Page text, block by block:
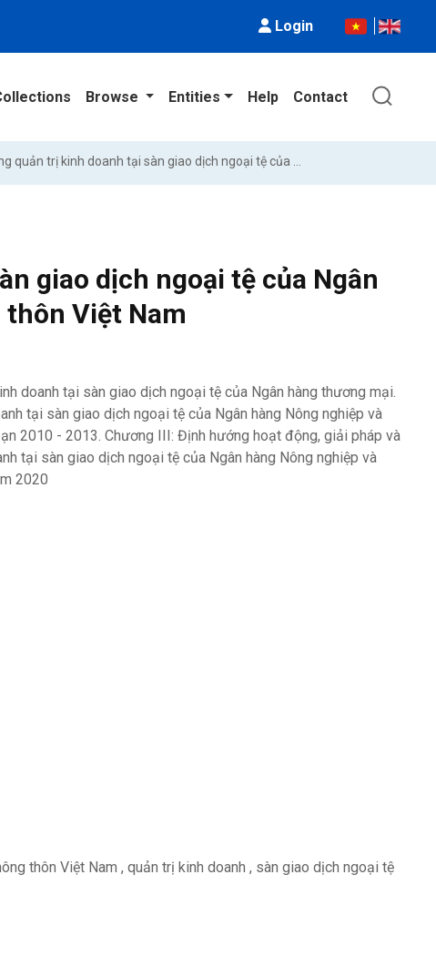
Login
Browse Entities Help Contact
giao dịch ngoại tệ của Ngân
Việt Nam
doanh tại sàn giao dịch ngoại tệ của Ngân hàng thương mại.
tại sàn giao dịch ngoại tệ của Ngân hàng Nông nghiệp và
2010 - 2013. Chương III: Định hướng hoạt động, giải pháp và
tại sàn giao dịch ngoại tệ của Ngân hàng Nông nghiệp và
2020
thôn Việt Nam , quản trị kinh doanh , sàn giao dịch ngoại tệ